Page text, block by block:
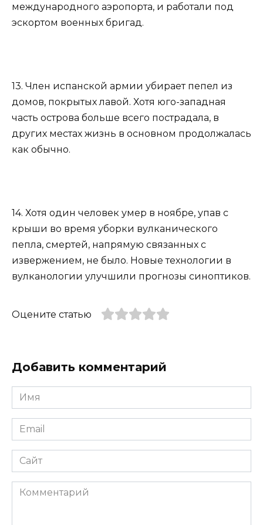
международного аэропорта, и работали под
эскортом военных бригад.
13. Член испанской армии убирает пепел из
домов, покрытых лавой. Хотя юго-западная
часть острова больше всего пострадала, в
других местах жизнь в основном продолжалась
как обычно.
14. Хотя один человек умер в ноябре, упав с
крыши во время уборки вулканического
пепла, смертей, напрямую связанных с
извержением, не было. Новые технологии в
вулканологии улучшили прогнозы синоптиков.
Оцените статью
Добавить комментарий
Имя
*
Email
*
Сайт
Комментарий